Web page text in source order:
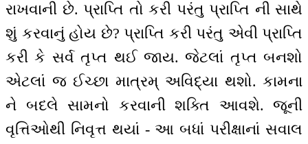
રાખવાની છે. પ્રાપ્તિ તો કરી પરંતુ પ્રાપ્તિ ની સાથે
શું કરવાનું હોય છે? પ્રાપ્તિ કરી પરંતુ એવી પ્રાપ્તિ
કરી કે સર્વ તૃપ્ત થઈ જાય. જેટલાં તૃપ્ત બનશો
એટલાં જ ઈચ્છા માત્રમ્ અવિદ્યા થશો. કામના
ને બદલે સામનો કરવાની શક્તિ આવશે. જૂની
વૃત્તિઓથી નિવૃત્ત થયાં - આ બધાં પરીક્ષાનાં સવાલ